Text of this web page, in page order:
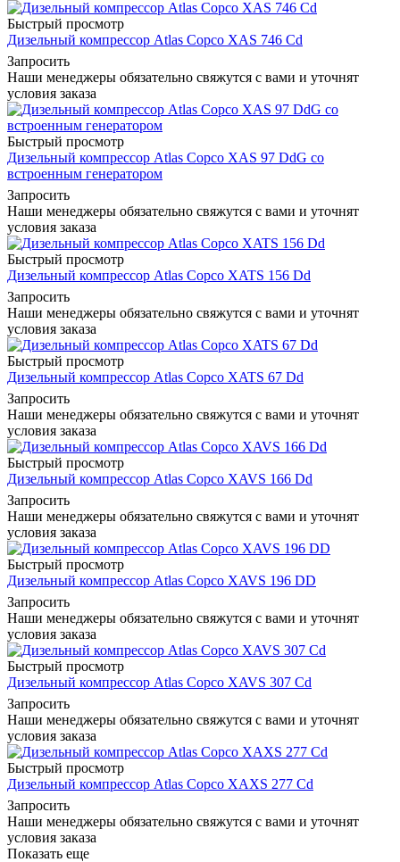
Быстрый просмотр
Дизельный компрессор Atlas Copco XAS 746 Cd
Запросить
Наши менеджеры обязательно свяжутся с вами и уточнят
условия заказа
Быстрый просмотр
Дизельный компрессор Atlas Copco XAS 97 DdG со
встроенным генератором
Запросить
Наши менеджеры обязательно свяжутся с вами и уточнят
условия заказа
Быстрый просмотр
Дизельный компрессор Atlas Copco XATS 156 Dd
Запросить
Наши менеджеры обязательно свяжутся с вами и уточнят
условия заказа
Быстрый просмотр
Дизельный компрессор Atlas Copco XATS 67 Dd
Запросить
Наши менеджеры обязательно свяжутся с вами и уточнят
условия заказа
Быстрый просмотр
Дизельный компрессор Atlas Copco XAVS 166 Dd
Запросить
Наши менеджеры обязательно свяжутся с вами и уточнят
условия заказа
Быстрый просмотр
Дизельный компрессор Atlas Copco XAVS 196 DD
Запросить
Наши менеджеры обязательно свяжутся с вами и уточнят
условия заказа
Быстрый просмотр
Дизельный компрессор Atlas Copco XAVS 307 Cd
Запросить
Наши менеджеры обязательно свяжутся с вами и уточнят
условия заказа
Быстрый просмотр
Дизельный компрессор Atlas Copco XAXS 277 Cd
Запросить
Наши менеджеры обязательно свяжутся с вами и уточнят
условия заказа
Показать еще